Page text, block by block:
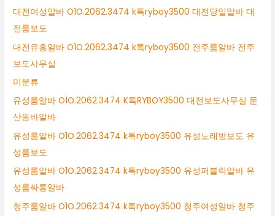
대전여성알바 O1O.2062.3474 k톡ryboy3500 대전당일알바 대
전룸보도
대전유흥알바 O1O.2062.3474 k톡ryboy3500 전주룸알바 전주
보도사무실
미분류
유성룸알바 O1O.2062.3474 K톡RYBOY3500 대전보도사무실 둔
산동바알바
유성룸알바 O1O.2062.3474 k톡ryboy3500 유성노래방보도 유
성룸보도
유성룸알바 O1O.2062.3474 k톡ryboy3500 유성퍼블릭알바 유
성룸싸롱알바
청주룸알바 O1O.2062.3474 k톡ryboy3500 청주여성알바 청주